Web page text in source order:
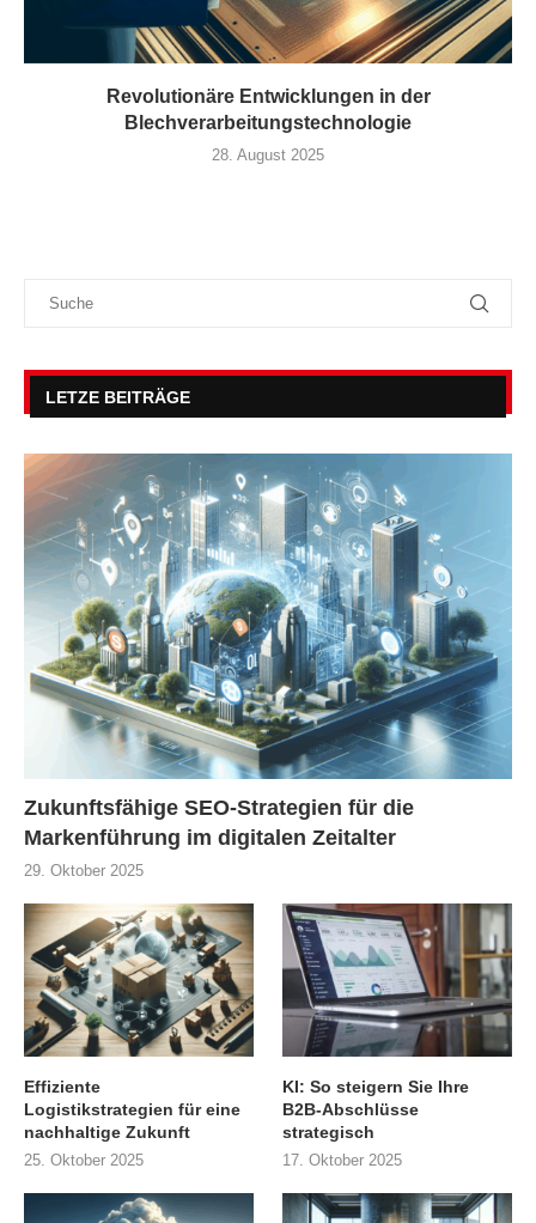
Revolutionäre Entwicklungen in der
Blechverarbeitungstechnologie
28. August 2025
LETZE BEITRÄGE
Zukunftsfähige SEO-Strategien für die
Markenführung im digitalen Zeitalter
29. Oktober 2025
Effiziente
Logistikstrategien für eine
nachhaltige Zukunft
25. Oktober 2025
KI: So steigern Sie Ihre
B2B-Abschlüsse
strategisch
17. Oktober 2025